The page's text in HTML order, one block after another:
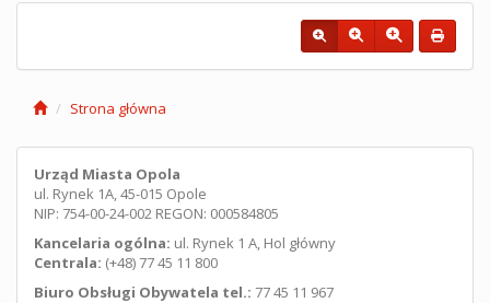
Strona główna
Urząd Miasta Opola
ul. Rynek 1A, 45-015 Opole
NIP: 754-00-24-002 REGON: 000584805
Kancelaria ogólna: ul. Rynek 1 A, Hol główny
Centrala: (+48) 77 45 11 800
Biuro Obsługi Obywatela tel.: 77 45 11 967